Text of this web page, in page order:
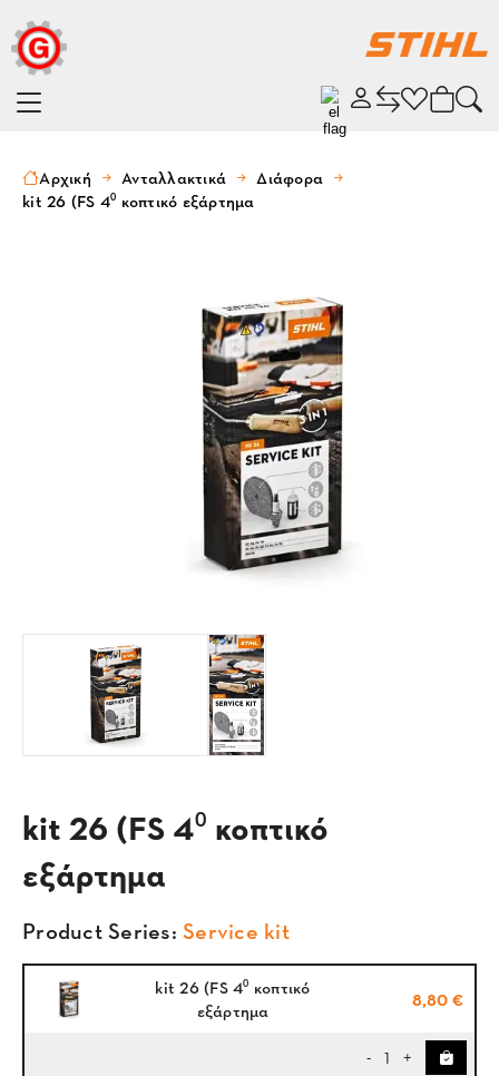
Αρχική Ανταλλακτικά
Διάφορα
kit 26 (FS 4⁰ κοπτικό εξάρτημα
kit 26 (FS 4⁰ κοπτικό
εξάρτημα
Product Series: Service kit
kit 26 (FS 4⁰ κοπτικό
εξάρτημα
8,80 €
- 1 +